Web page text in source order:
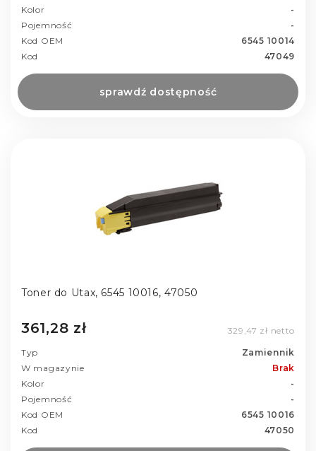
Kolor
-
Pojemność
-
Kod OEM
6545 10014
Kod
47049
sprawdź dostępność
Toner do Utax, 6545 10016, 47050
361,28 zł 329,47 zł netto
Typ
Zamiennik
W magazynie
Brak
Kolor
-
Pojemność
-
Kod OEM
6545 10016
Kod
47050